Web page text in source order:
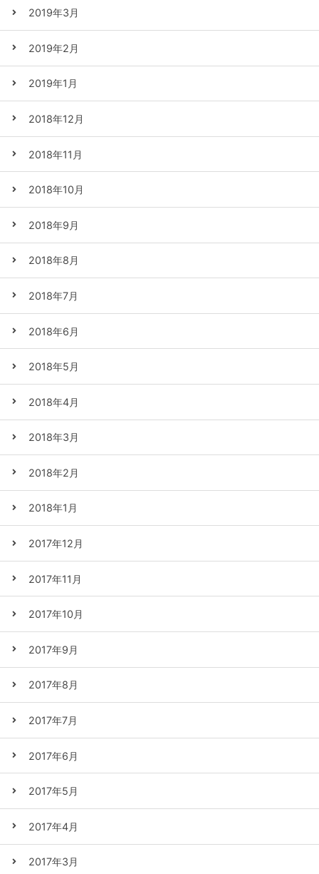
2019年3月
2019年2月
2019年1月
2018年12月
2018年11月
2018年10月
2018年9月
2018年8月
2018年7月
2018年6月
2018年5月
2018年4月
2018年3月
2018年2月
2018年1月
2017年12月
2017年11月
2017年10月
2017年9月
2017年8月
2017年7月
2017年6月
2017年5月
2017年4月
2017年3月